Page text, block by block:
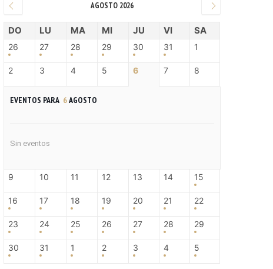
AGOSTO 2026
DO LU MA MI JU VI SA
26 27 28 29 30 31 1
2 3 4 5 6 7 8
EVENTOS PARA 6AGOSTO
Sin eventos
9 10 11 12 13 14 15
16 17 18 19 20 21 22
23 24 25 26 27 28 29
30 31 1 2 3 4 5